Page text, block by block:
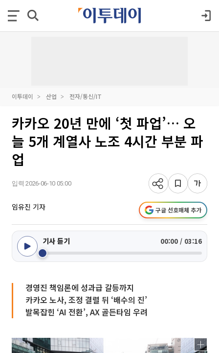
이투데이 산업 전자/통신/IT
카카오 20년 만에 ‘첫 파업’… 오
늘 5개 계열사 노조 4시간 부분 파
업
입력 2026-06-10 05:00
임유진 기자 구글 선호매체 추가
기사 듣기 00:00 / 03:16
경영진 책임론에 성과급 갈등까지
카카오 노사, 조정 결렬 뒤 ‘배수의 진’
발목잡힌 ‘AI 전환’, AX 골든타임 우려